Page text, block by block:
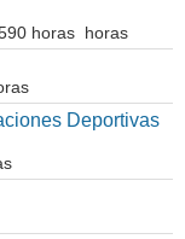
horas horas
Deportivas